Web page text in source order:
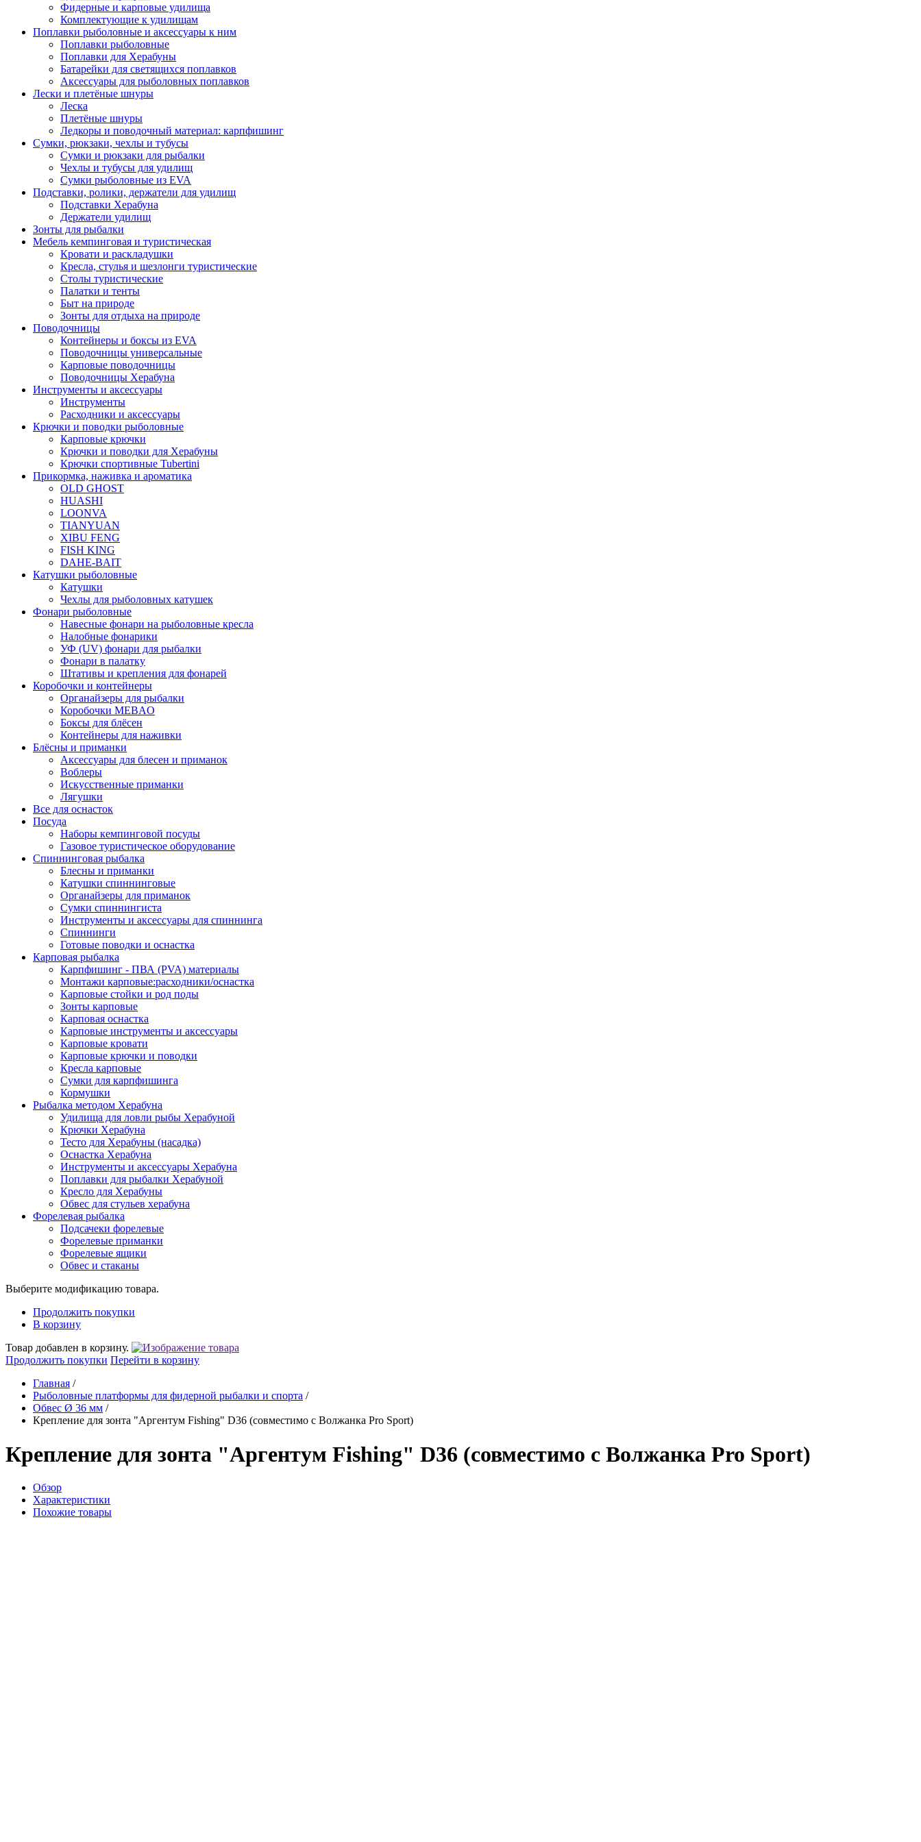
Фидерные и карповые удилища
Комплектующие к удилищам
Поплавки рыболовные и аксессуары к ним
Поплавки рыболовные
Поплавки для Херабуны
Батарейки для светящихся поплавков
Аксессуары для рыболовных поплавков
Лески и плетёные шнуры
Леска
Плетёные шнуры
Ледкоры и поводочный материал: карпфишинг
Сумки, рюкзаки, чехлы и тубусы
Сумки и рюкзаки для рыбалки
Чехлы и тубусы для удилищ
Сумки рыболовные из EVA
Подставки, ролики, держатели для удилищ
Подставки Херабуна
Держатели удилищ
Зонты для рыбалки
Мебель кемпинговая и туристическая
Кровати и раскладушки
Кресла, стулья и шезлонги туристические
Столы туристические
Палатки и тенты
Быт на природе
Зонты для отдыха на природе
Поводочницы
Контейнеры и боксы из EVA
Поводочницы универсальные
Карповые поводочницы
Поводочницы Херабуна
Инструменты и аксессуары
Инструменты
Расходники и аксессуары
Крючки и поводки рыболовные
Карповые крючки
Крючки и поводки для Херабуны
Крючки спортивные Tubertini
Прикормка, наживка и ароматика
OLD GHOST
HUASHI
LOONVA
TIANYUAN
XIBU FENG
FISH KING
DAHE-BAIT
Катушки рыболовные
Катушки
Чехлы для рыболовных катушек
Фонари рыболовные
Навесные фонари на рыболовные кресла
Налобные фонарики
УФ (UV) фонари для рыбалки
Фонари в палатку
Штативы и крепления для фонарей
Коробочки и контейнеры
Органайзеры для рыбалки
Коробочки MEBAO
Боксы для блёсен
Контейнеры для наживки
Блёсны и приманки
Аксессуары для блесен и приманок
Воблеры
Искусственные приманки
Лягушки
Все для оснасток
Посуда
Наборы кемпинговой посуды
Газовое туристическое оборудование
Спиннинговая рыбалка
Блесны и приманки
Катушки спиннинговые
Органайзеры для приманок
Сумки спиннингиста
Инструменты и аксессуары для спиннинга
Спиннинги
Готовые поводки и оснастка
Карповая рыбалка
Карпфишинг - ПВА (PVA) материалы
Монтажи карповые:расходники/оснастка
Карповые стойки и род поды
Зонты карповые
Карповая оснастка
Карповые инструменты и аксессуары
Карповые кровати
Карповые крючки и поводки
Кресла карповые
Сумки для карпфишинга
Кормушки
Рыбалка методом Херабуна
Удилища для ловли рыбы Херабуной
Крючки Херабуна
Тесто для Херабуны (насадка)
Оснастка Херабуна
Инструменты и аксессуары Херабуна
Поплавки для рыбалки Херабуной
Кресло для Херабуны
Обвес для стульев херабуна
Форелевая рыбалка
Подсачеки форелевые
Форелевые приманки
Форелевые ящики
Обвес и стаканы
Выберите модификацию товара.
Продолжить покупки
В корзину
Товар добавлен в корзину.
Продолжить покупки Перейти в корзину
Главная /
Рыболовные платформы для фидерной рыбалки и спорта /
Обвес Ø 36 мм /
Крепление для зонта "Аргентум Fishing" D36 (совместимо с Волжанка Pro Sport)
Крепление для зонта "Аргентум Fishing" D36 (совместимо с Волжанка Pro Sport)
Обзор
Характеристики
Похожие товары